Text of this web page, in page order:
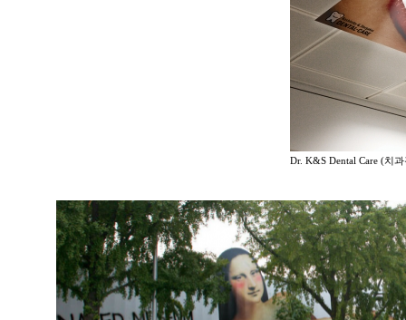
Dr. K&S Dental Care (치